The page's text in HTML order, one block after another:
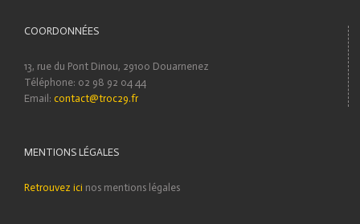
COORDONNÉES
13, rue du Pont Dinou, 29100 Douarnenez
Téléphone: 02 98 92 04 44
Email: contact@troc29.fr
MENTIONS LÉGALES
Retrouvez ici nos mentions légales